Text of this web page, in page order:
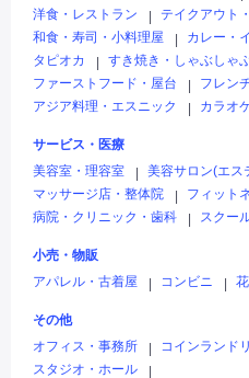
洋食・レストラン
テイクアウト
和食・寿司・小料理屋
カレー・
タピオカ
すき焼き・しゃぶしゃ
ファーストフード・屋台
フレン
アジア料理・エスニック
カラオ
サービス・医療
美容室・理容室
美容サロン(エス
マッサージ店・整体院
フィット
病院・クリニック・歯科
スクー
小売・物販
アパレル・古着屋
コンビニ
その他
オフィス・事務所
コインランド
スタジオ・ホール